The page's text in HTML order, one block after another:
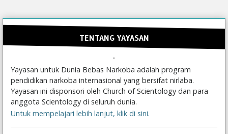
TENTANG YAYASAN
Yayasan untuk Dunia Bebas Narkoba adalah program
pendidikan narkoba internasional yang bersifat nirlaba.
Yayasan ini disponsori oleh Church of Scientology dan para
anggota Scientology di seluruh dunia.
Untuk mempelajari lebih lanjut, klik di sini.